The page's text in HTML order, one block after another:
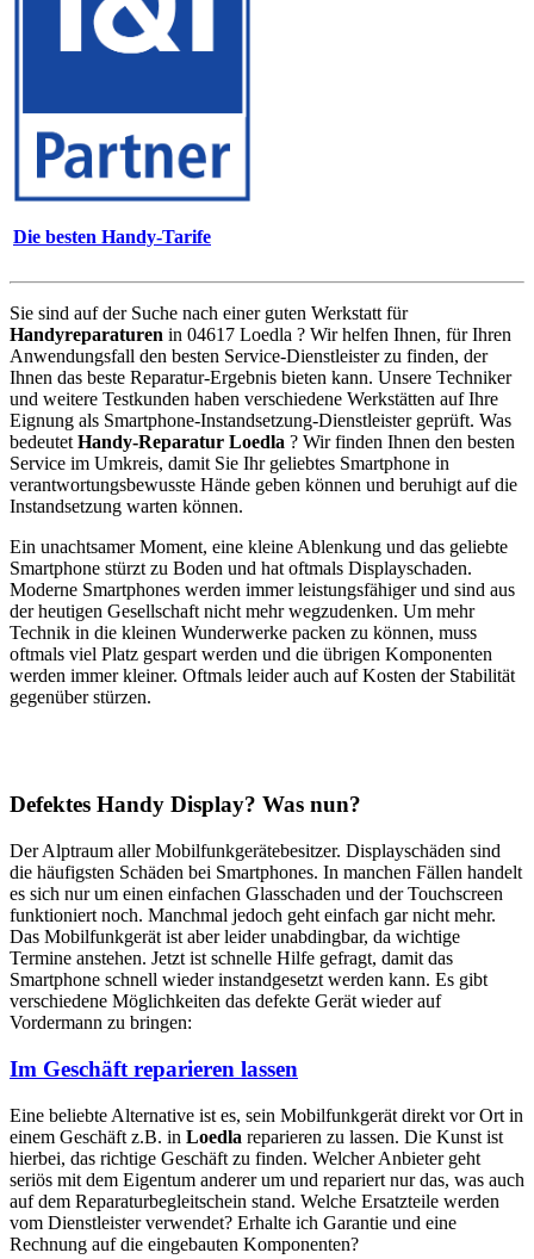
Die besten Handy-Tarife
Sie sind auf der Suche nach einer guten Werkstatt für
Handyreparaturen in 04617 Loedla ? Wir helfen Ihnen, für Ihren
Anwendungsfall den besten Service-Dienstleister zu finden, der
Ihnen das beste Reparatur-Ergebnis bieten kann. Unsere Techniker
und weitere Testkunden haben verschiedene Werkstätten auf Ihre
Eignung als Smartphone-Instandsetzung-Dienstleister geprüft. Was
bedeutet Handy-Reparatur Loedla ? Wir finden Ihnen den besten
Service im Umkreis, damit Sie Ihr geliebtes Smartphone in
verantwortungsbewusste Hände geben können und beruhigt auf die
Instandsetzung warten können.
Ein unachtsamer Moment, eine kleine Ablenkung und das geliebte
Smartphone stürzt zu Boden und hat oftmals Displayschaden.
Moderne Smartphones werden immer leistungsfähiger und sind aus
der heutigen Gesellschaft nicht mehr wegzudenken. Um mehr
Technik in die kleinen Wunderwerke packen zu können, muss
oftmals viel Platz gespart werden und die übrigen Komponenten
werden immer kleiner. Oftmals leider auch auf Kosten der Stabilität
gegenüber stürzen.
Defektes Handy Display? Was nun?
Der Alptraum aller Mobilfunkgerätebesitzer. Displayschäden sind
die häufigsten Schäden bei Smartphones. In manchen Fällen handelt
es sich nur um einen einfachen Glasschaden und der Touchscreen
funktioniert noch. Manchmal jedoch geht einfach gar nicht mehr.
Das Mobilfunkgerät ist aber leider unabdingbar, da wichtige
Termine anstehen. Jetzt ist schnelle Hilfe gefragt, damit das
Smartphone schnell wieder instandgesetzt werden kann. Es gibt
verschiedene Möglichkeiten das defekte Gerät wieder auf
Vordermann zu bringen:
Im Geschäft reparieren lassen
Eine beliebte Alternative ist es, sein Mobilfunkgerät direkt vor Ort in
einem Geschäft z.B. in Loedla reparieren zu lassen. Die Kunst ist
hierbei, das richtige Geschäft zu finden. Welcher Anbieter geht
seriös mit dem Eigentum anderer um und repariert nur das, was auch
auf dem Reparaturbegleitschein stand. Welche Ersatzteile werden
vom Dienstleister verwendet? Erhalte ich Garantie und eine
Rechnung auf die eingebauten Komponenten?